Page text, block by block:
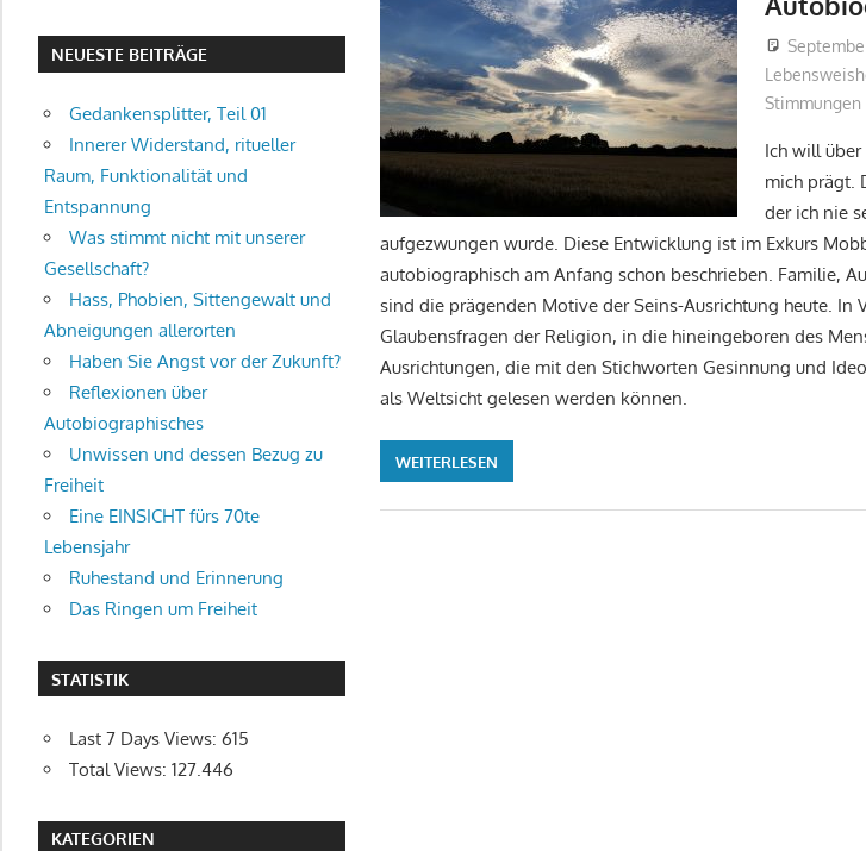
Stimmungen
Ich will
mich prägt.
der ich nie
aufgezwungen wurde. Diese Entwicklung ist im Exkurs
autobiographisch am Anfang schon beschrieben. Familie,
sind die prägenden Motive der Seins-Ausrichtung heute. In
Glaubensfragen der Religion, in die hineingeboren des
Ausrichtungen, die mit den Stichworten Gesinnung und
als Weltsicht gelesen werden können.
WEITERLESEN
NEUESTE BEITRÄGE
Gedankensplitter, Teil 01
Innerer Widerstand, ritueller
Raum, Funktionalität und
Entspannung
Was stimmt nicht mit unserer
Gesellschaft?
Hass, Phobien, Sittengewalt und
Abneigungen allerorten
Haben Sie Angst vor der Zukunft?
Reflexionen über
Autobiographisches
Unwissen und dessen Bezug zu
Freiheit
Eine EINSICHT fürs 70te
Lebensjahr
Ruhestand und Erinnerung
Das Ringen um Freiheit
STATISTIK
Last 7 Days Views: 615
Total Views: 127.446
KATEGORIEN